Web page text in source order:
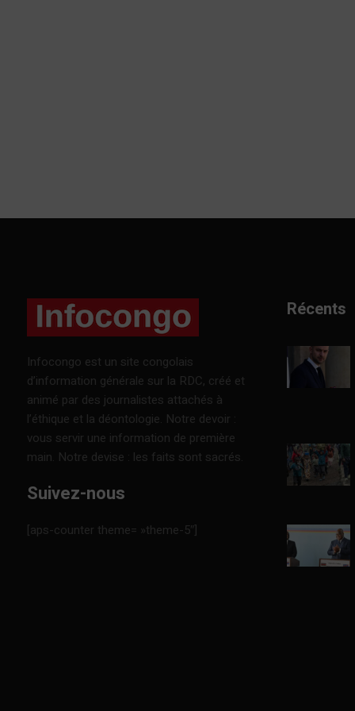
Infocongo est un site congolais
d’information générale sur la RDC, créé et
animé par des journalistes attachés à
l’éthique et la déontologie. Notre devoir :
vous servir une information de première
main. Notre devise : les faits sont sacrés.
Suivez-nous
[aps-counter theme= »theme-5″]
Récents